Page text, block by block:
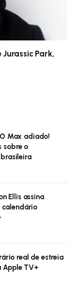
Park,
Max adiado!
sobre o
Ellis assina
calendário
real de estreia
Apple TV+